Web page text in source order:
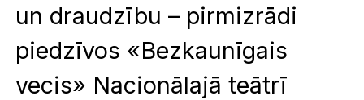
un draudzību – pirmizrādi
piedzīvos «Bezkaunīgais
vecis» Nacionālajā teātrī